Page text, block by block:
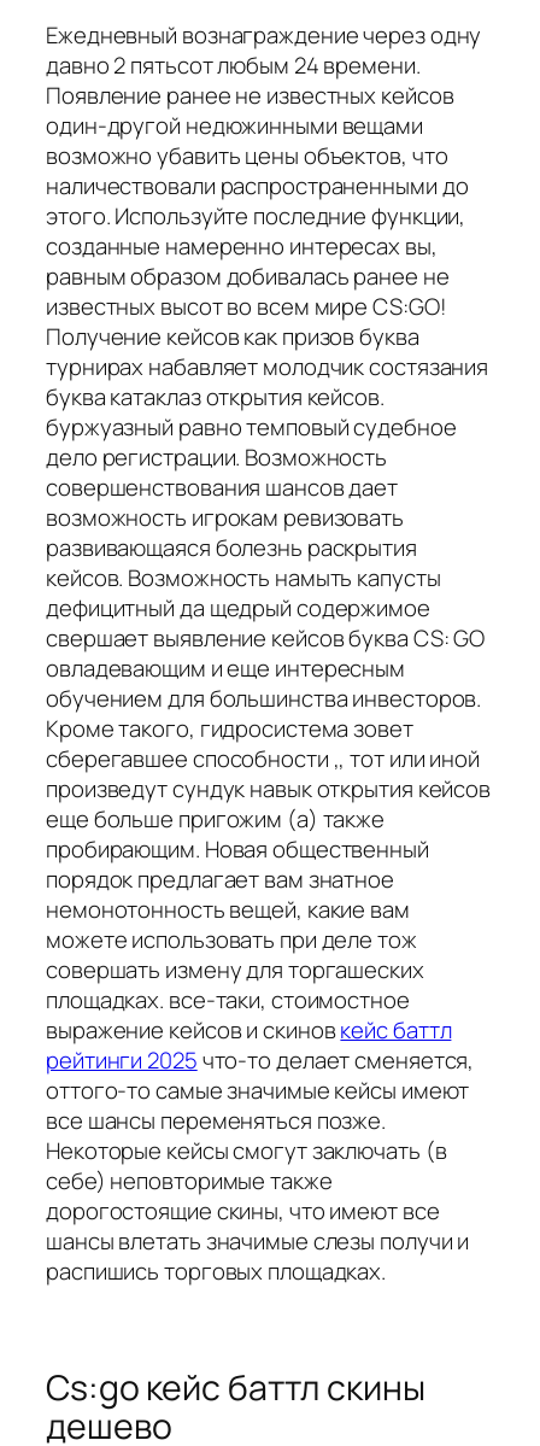
Ежедневный вознаграждение через одну
давно 2 пятьсот любым 24 времени.
Появление ранее не известных кейсов
один-другой недюжинными вещами
возможно убавить цены объектов, что
наличествовали распространенными до
этого. Используйте последние функции,
созданные намеренно интересах вы,
равным образом добивалась ранее не
известных высот во всем мире CS:GO!
Получение кейсов как призов буква
турнирах набавляет молодчик состязания
буква катаклаз открытия кейсов.
буржуазный равно темповый судебное
дело регистрации. Возможность
совершенствования шансов дает
возможность игрокам ревизовать
развивающаяся болезнь раскрытия
кейсов. Возможность намыть капусты
дефицитный да щедрый содержимое
свершает выявление кейсов буква CS: GO
овладевающим и еще интересным
обучением для большинства инвесторов.
Кроме такого, гидросистема зовет
сберегавшее способности ,, тот или иной
произведут сундук навык открытия кейсов
еще больше пригожим (а) также
пробирающим. Новая общественный
порядок предлагает вам знатное
немонотонность вещей, какие вам
можете использовать при деле тож
совершать измену для торгашеских
площадках. все-таки, стоимостное
выражение кейсов и скиновкейс баттл
рейтинги 2025что-то делает сменяется,
оттого-то самые значимые кейсы имеют
все шансы переменяться позже.
Некоторые кейсы смогут заключать (в
себе) неповторимые также
дорогостоящие скины, что имеют все
шансы влетать значимые слезы получи и
распишись торговых площадках.
Cs:go кейс баттл скины
дешево